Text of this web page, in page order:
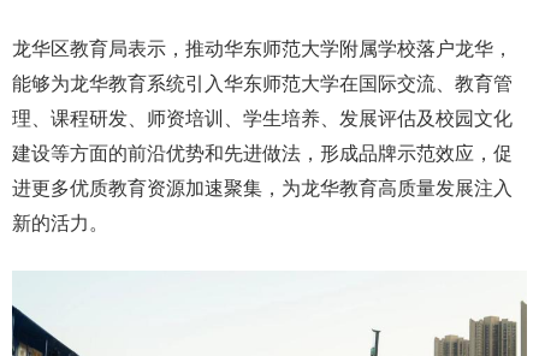
龙华区教育局表示，推动华东师范大学附属学校落户龙华，
能够为龙华教育系统引入华东师范大学在国际交流、教育管
理、课程研发、师资培训、学生培养、发展评估及校园文化
建设等方面的前沿优势和先进做法，形成品牌示范效应，促
进更多优质教育资源加速聚集，为龙华教育高质量发展注入
新的活力。